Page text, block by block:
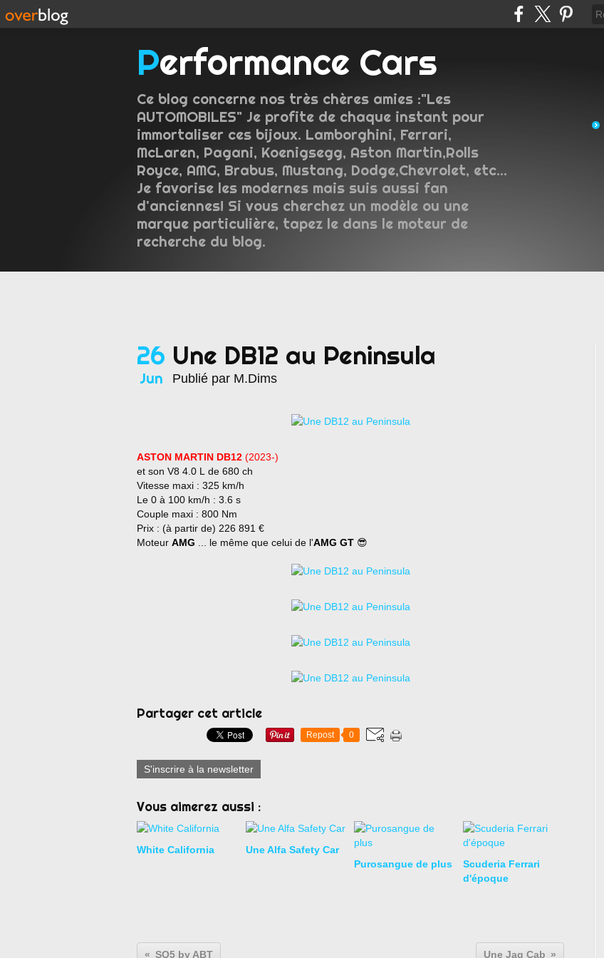
Performance Cars
Ce blog concerne nos très chères amies :"Les
AUTOMOBILES" Je profite de chaque instant pour
immortaliser ces bijoux. Lamborghini, Ferrari,
McLaren, Pagani, Koenigsegg, Aston Martin,Rolls
Royce, AMG, Brabus, Mustang, Dodge,Chevrolet, etc...
Je favorise les modernes mais suis aussi fan
d'anciennes! Si vous cherchez un modèle ou une
marque particulière, tapez le dans le moteur de
recherche du blog.
26
Jun
Une DB12 au Peninsula
Publié par M.Dims
ASTON MARTIN DB12 (2023-)
et son V8 4.0 L de 680 ch
Vitesse maxi : 325 km/h
Le 0 à 100 km/h : 3.6 s
Couple maxi : 800 Nm
Prix : (à partir de) 226 891 €
Moteur AMG ... le même que celui de l'AMG GT 😎
Partager cet article
Repost 0
S'inscrire à la newsletter
Vous aimerez aussi :
White California
Une Alfa Safety Car
Purosangue de plus
Scuderia Ferrari
d'époque
SQ5 by ABT Une Jag Cab